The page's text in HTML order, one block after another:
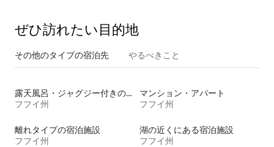
ぜひ訪⁠れ⁠た⁠い目⁠的⁠地
その他のタ⁠イ⁠プ⁠の宿⁠泊⁠先 やるべきこと
露天風呂・ジャグジー付きの宿泊施設
フフイ州
マンション・アパート
フフイ州
離れタイプの宿泊施設
フフイ州
湖の近くにある宿泊施設
フフイ州